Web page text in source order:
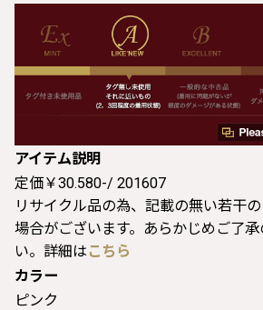
アイテム説明
定価￥30.580-/ 201607
リサイクル品の為、記載の無い若干
場合がございます。あらかじめご了
い。詳細は こちら
カラー
ピンク